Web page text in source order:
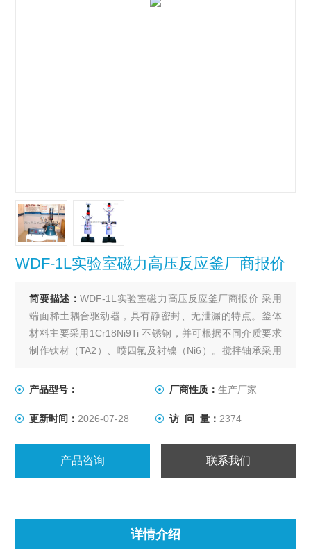
WDF-1L实验室磁力高压反应釜厂商报价
简要描述：WDF-1L实验室磁力高压反应釜厂商报价 采用
端面稀土耦合驱动器，具有静密封、无泄漏的特点。釜体
材料主要采用1Cr18Ni9Ti 不锈钢，并可根据不同介质要求
制作钛材（TA2）、喷四氟及衬镍（Ni6）。搅拌轴承采用
料方式有上出料和下出料两种，供用户订货时选用。
产品型号： 厂商性质： 生产厂家
更新时间： 2026-07-28 访 问 量： 2374
产品咨询 联系我们
详情介绍